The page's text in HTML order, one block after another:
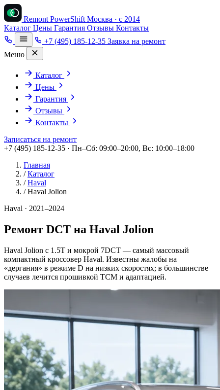
Remont PowerShift Москва · с 2014
Каталог Цены Гарантия Отзывы Контакты
+7 (495) 185-12-35 Заявка на ремонт
Меню
Каталог
Цены
Гарантия
Отзывы
Контакты
Записаться на ремонт
+7 (495) 185-12-35 · Пн–Сб: 09:00–20:00, Вс: 10:00–18:00
Главная
/ Каталог
/ Haval
/ Haval Jolion
Haval · 2021–2024
Ремонт DCT на Haval Jolion
Haval Jolion с 1.5T и мокрой 7DCT — самый массовый
компактный кроссовер Haval. Известны жалобы на
«дергания» в режиме D на низких скоростях; в большинстве
случаев лечится прошивкой TCM и адаптацией.